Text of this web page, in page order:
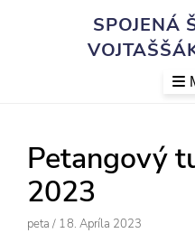
SPOJENÁ
Petangový
2023
Author
Peta / Posted
18. Apríla 2023